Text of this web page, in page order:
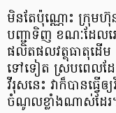
មិនតែប៉ុណ្ណោះ ក្រុម
បញ្ជាទិញ ខណៈដែល​
ផលិតផល​វត្ថុធាតុដើ
ទៅទៀត ស្របពេលដែល​
វីរុសនេះ វាក៏បានធ្វ
ចំណូល​ខ្លាំងណាស់ដែរ